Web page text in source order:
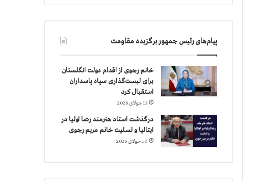
پیام‌های رئیس جمهور برگزیده مقاومت
خانم رجوی از اقدام دولت انگلستان
برای لیست‌گذاری سپاه پاسداران
استقبال کرد
13 جولای 2026
درگذشت استاد هنرمند رضا اولیا در
ایتالیا و تسلیت خانم مریم رجوی
10 جولای 2026